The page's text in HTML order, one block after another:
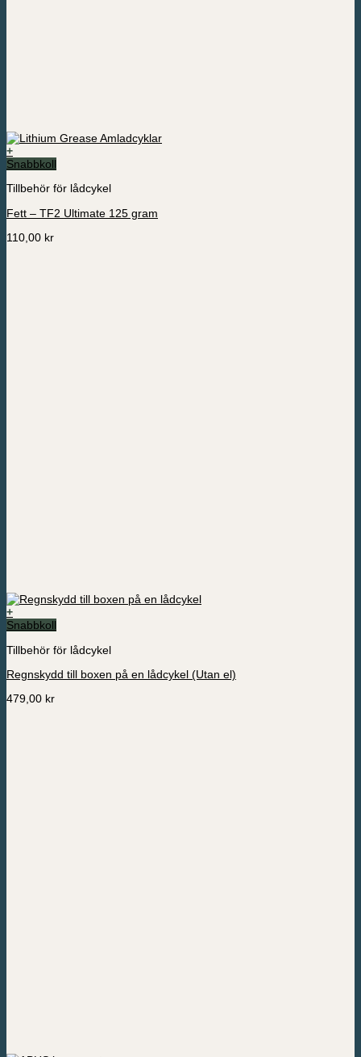
+
Snabbkoll
Tillbehör för lådcykel
Fett – TF2 Ultimate 125 gram
110,00 kr
+
Snabbkoll
Tillbehör för lådcykel
Regnskydd till boxen på en lådcykel (Utan el)
479,00 kr